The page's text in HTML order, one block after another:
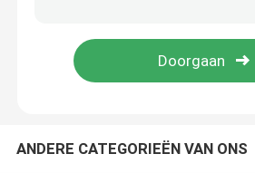
ANDERE CATEGORIEËN VAN ONS